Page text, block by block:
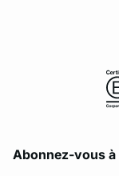
Abonnez-vous